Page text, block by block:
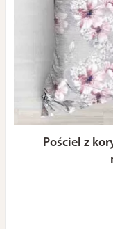
Pościel z